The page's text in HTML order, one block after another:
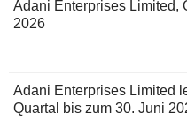
Adani Enterprises Limited,
2026
Adani Enterprises Limited
Quartal bis zum 30. Juni